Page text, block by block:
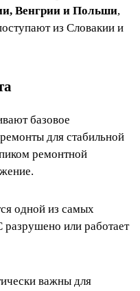
Венгрии и Польши,
из Словакии и
базовое
для стабильной
ремонтной
одной из самых
или работает
важны для